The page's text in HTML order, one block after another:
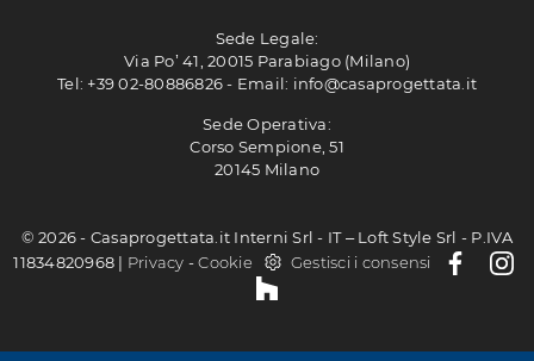
Sede Operativa:
Corso Sempione, 51
20145 Milano
Sede Legale:
Via Po’ 41, 20015 Parabiago (Milano)
Tel: +39 02-80886826- Email: info@casaprogettata.it
© 2026 - Casaprogettata.it Interni Srl - IT – Loft Style Srl - P.IVA
11834820968 | Privacy -Cookie Gestisci i consensi